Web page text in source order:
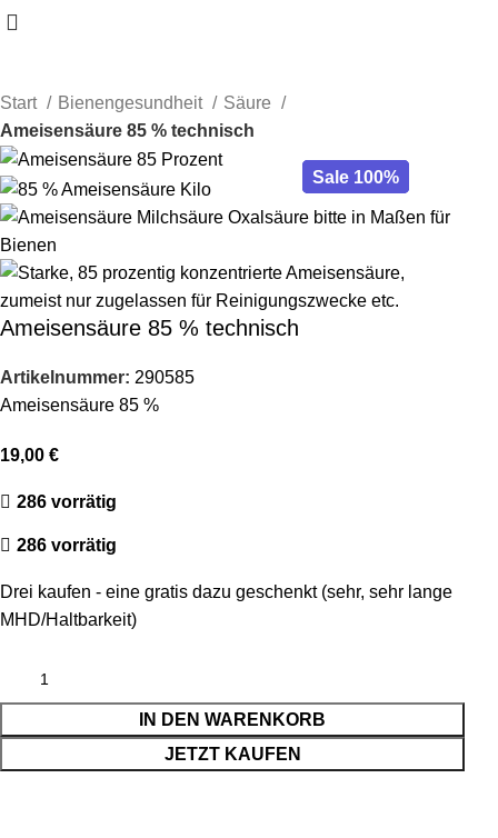
Start Bienengesundheit
Säure
Ameisensäure 85 % technisch
Sale 100%
Sale 100%
Sale 100%
Sale 100%
Ameisensäure 85 % technisch
Artikelnummer: 290585
Ameisensäure 85 %
19,00€
286 vorrätig
286 vorrätig
Drei kaufen - eine gratis dazu geschenkt (sehr, sehr lange
MHD/Haltbarkeit)
IN DEN WARENKORB
JETZT KAUFEN